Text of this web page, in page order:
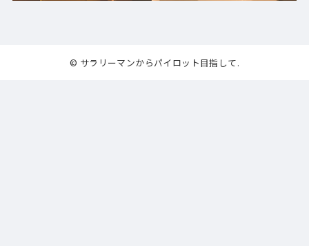
© サラリーマンからパイロット目指して.